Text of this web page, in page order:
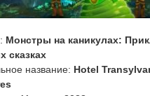
Монстры на каникулах:
сказках
название: Hotel